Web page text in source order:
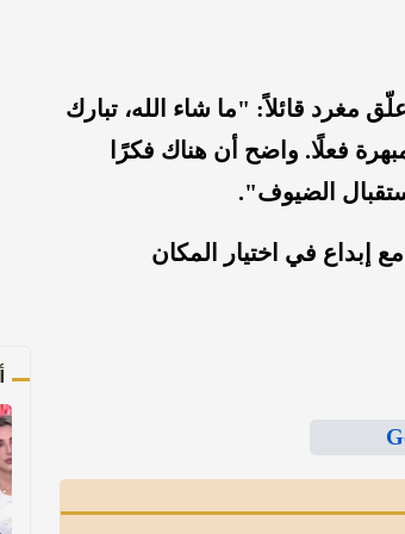
مغرد قائلاً: "ما شاء الله، تبارك
فعلًا. واضح أن هناك فكرًا
الضيوف".
إبداع في اختيار المكان